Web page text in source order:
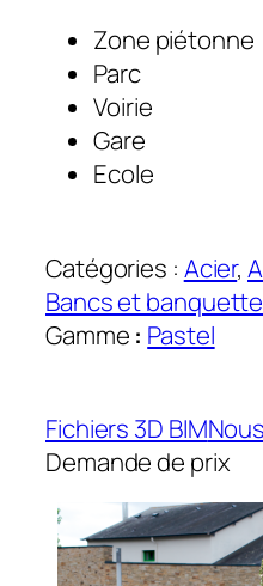
Zone piétonne
Parc
Voirie
Gare
Ecole
Catégories : Acier,
Bancs et
Gamme : Pastel
Fichiers 3D BIM
Demande de prix